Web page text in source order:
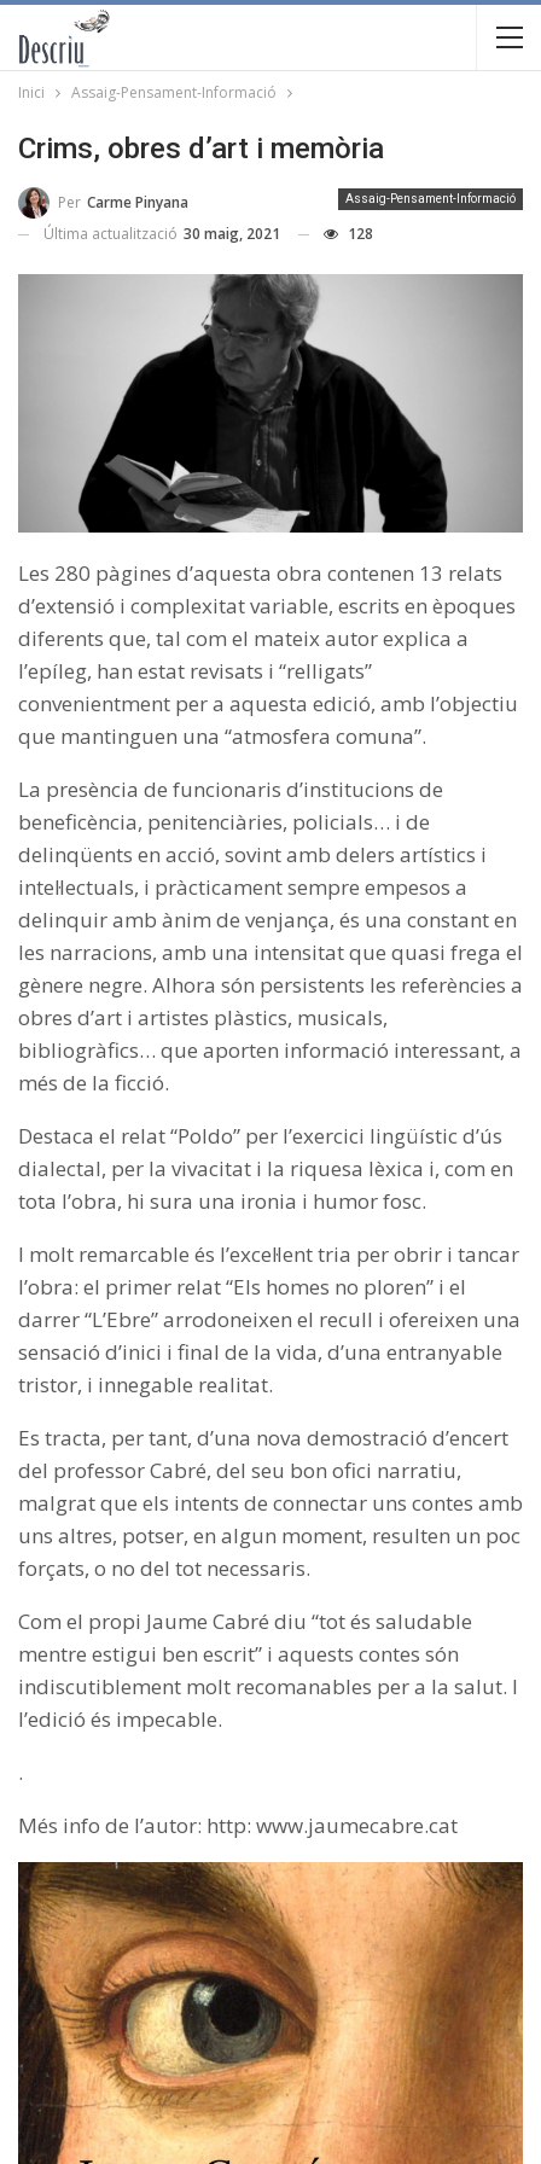
Inici Assaig-Pensament-Informació
Crims, obres d’art i memòria
Assaig-Pensament-Informació
Per Carme Pinyana
Última actualització 30 maig, 2021 128
Les 280 pàgines d’aquesta obra contenen 13 relats
d’extensió i complexitat variable, escrits en èpoques
diferents que, tal com el mateix autor explica a
l’epíleg, han estat revisats i “relligats”
convenientment per a aquesta edició, amb l’objectiu
que mantinguen una “atmosfera comuna”.
La presència de funcionaris d’institucions de
beneficència, penitenciàries, policials… i de
delinqüents en acció, sovint amb delers artístics i
intel·lectuals, i pràcticament sempre empesos a
delinquir amb ànim de venjança, és una constant en
les narracions, amb una intensitat que quasi frega el
gènere negre. Alhora són persistents les referències a
obres d’art i artistes plàstics, musicals,
bibliogràfics… que aporten informació interessant, a
més de la ficció.
Destaca el relat “Poldo” per l’exercici lingüístic d’ús
dialectal, per la vivacitat i la riquesa lèxica i, com en
tota l’obra, hi sura una ironia i humor fosc.
I molt remarcable és l’excel·lent tria per obrir i tancar
l’obra: el primer relat “Els homes no ploren” i el
darrer “L’Ebre” arrodoneixen el recull i ofereixen una
sensació d’inici i final de la vida, d’una entranyable
tristor, i innegable realitat.
Es tracta, per tant, d’una nova demostració d’encert
del professor Cabré, del seu bon ofici narratiu,
malgrat que els intents de connectar uns contes amb
uns altres, potser, en algun moment, resulten un poc
forçats, o no del tot necessaris.
Com el propi Jaume Cabré diu “tot és saludable
mentre estigui ben escrit” i aquests contes són
indiscutiblement molt recomanables per a la salut. I
l’edició és impecable.
.
Més info de l’autor: http: www.jaumecabre.cat